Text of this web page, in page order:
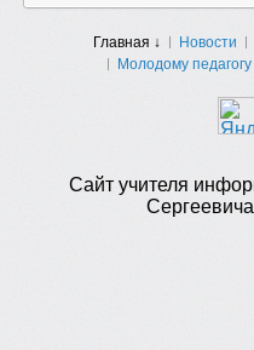
Главная ↓ Новости
Молодому педагогу
Сайт учителя